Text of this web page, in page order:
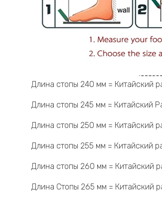
Длина стопы 240 мм = Китайский
Длина стопы 245 мм = Китайский
Длина стопы 250 мм = Китайский
Длина стопы 255 мм = Китайский
Длина стопы 260 мм = Китайский
Длина Стопы 265 мм = Китайский